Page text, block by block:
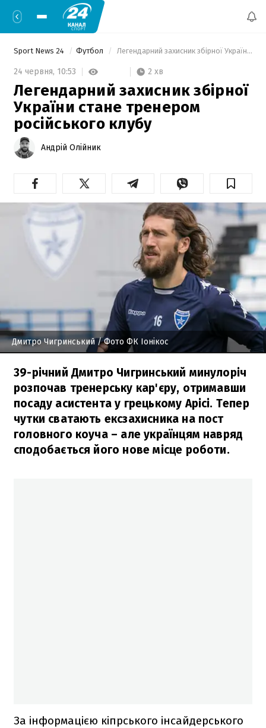
Sport News 24 Футбол Легендарний захисник збірної України стане тренером російського клубу
24 червня, 10:53 2 хв
Легендарний захисник збірної
України стане тренером
російського клубу
Андрій Олійник
Дмитро Чигринський/ Фото ФК Іонікос
39-річний Дмитро Чигринський минулоріч
розпочав тренерську кар'єру, отримавши
посаду асистента у грецькому Арісі. Тепер
чутки сватають ексзахисника на пост
головного коуча – але українцям навряд
сподобається його нове місце роботи.
За інформацією кіпрського інсайдерського